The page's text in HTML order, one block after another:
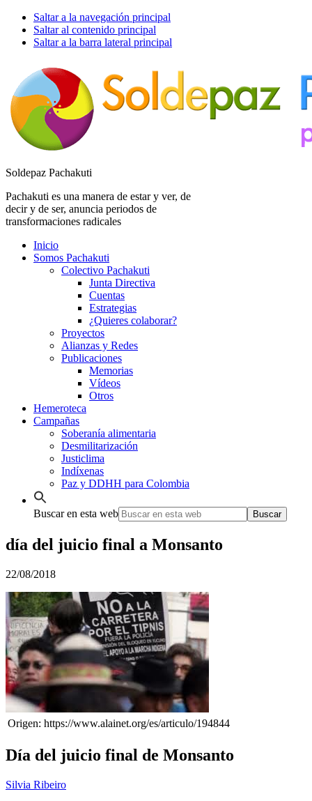
Saltar a la navegación principal
Saltar al contenido principal
Saltar a la barra lateral principal
Soldepaz Pachakuti
Pachakuti es una manera de estar y ver, de
decir y de ser, anuncia periodos de
transformaciones radicales
Inicio
Somos Pachakuti
Colectivo Pachakuti
Junta Directiva
Cuentas
Estrategias
¿Quieres colaborar?
Proyectos
Alianzas y Redes
Publicaciones
Memorias
Vídeos
Otros
Hemeroteca
Campañas
Soberanía alimentaria
Desmilitarización
Justiclima
Indíxenas
Paz y DDHH para Colombia
Buscar en esta web
día del juicio final a Monsanto
22/08/2018
Origen: https://www.alainet.org/es/articulo/194844
Día del juicio final de Monsanto
Silvia Ribeiro